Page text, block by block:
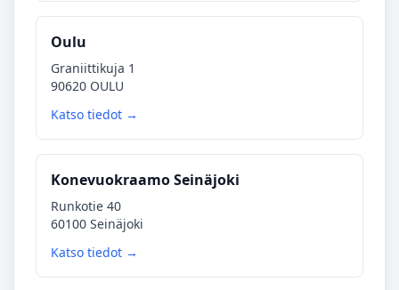
Oulu
Graniittikuja 1
90620 OULU
Katso tiedot →
Konevuokraamo Seinäjoki
Runkotie 40
60100 Seinäjoki
Katso tiedot →